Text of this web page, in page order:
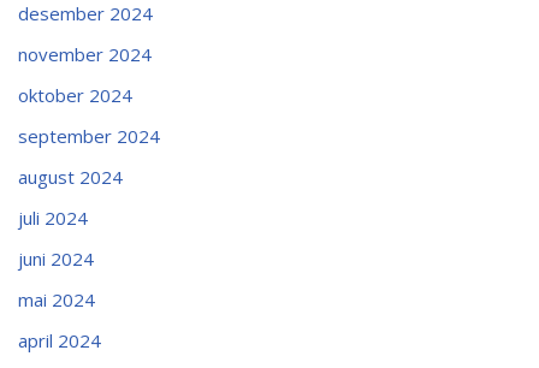
desember 2024
november 2024
oktober 2024
september 2024
august 2024
juli 2024
juni 2024
mai 2024
april 2024